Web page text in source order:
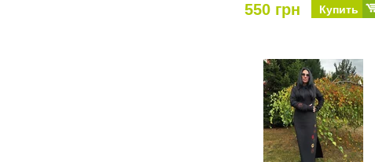
550 грн Купить